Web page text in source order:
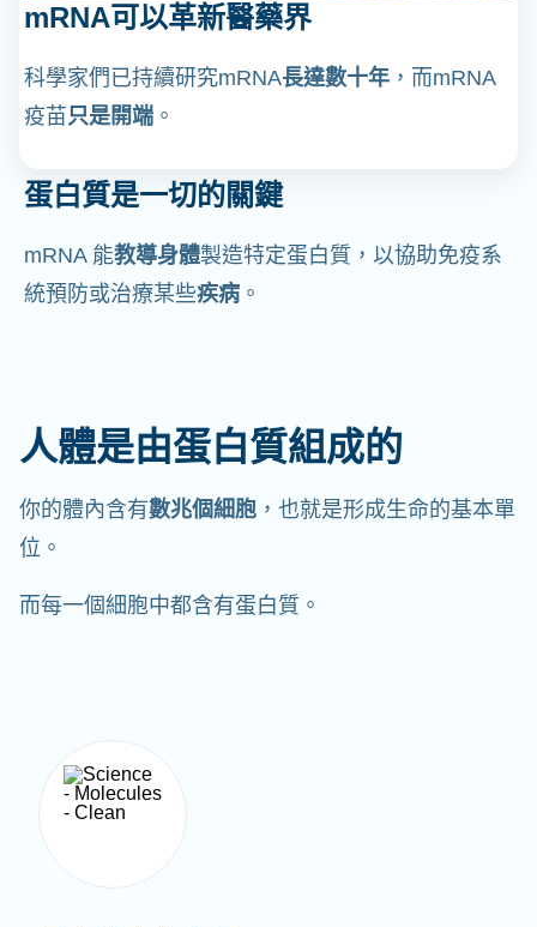
mRNA可以革新醫藥界
科學家們已持續研究mRNA長達數十年 ，而mRNA
疫苗只是開端 。
蛋白質是一切的關鍵
mRNA 能教導身體製造特定蛋白質，以協助免疫系
統預防或治療某些疾病 。
人體是由蛋白質組成的
你的體內含有數兆個細胞 ，也就是形成生命的基本單
位。
而每一個細胞中都含有蛋白質。